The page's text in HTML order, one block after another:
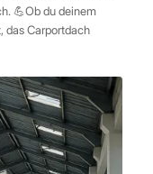
💪Ob du deinem
das Carportdach